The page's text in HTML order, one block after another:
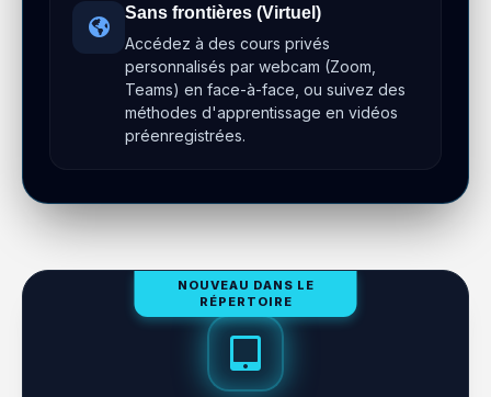
Sans frontières (Virtuel)
Accédez à des cours privés
personnalisés par webcam (Zoom,
Teams) en face-à-face, ou suivez des
méthodes d'apprentissage en vidéos
préenregistrées.
NOUVEAU DANS LE
RÉPERTOIRE